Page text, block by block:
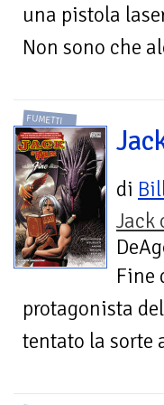
una pistola
Non sono che
FUMETTI
di
Jack
Fine
protagonista
tentato la sorte